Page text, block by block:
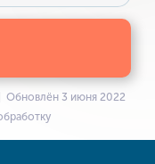
Обновлён 3 июня 2022